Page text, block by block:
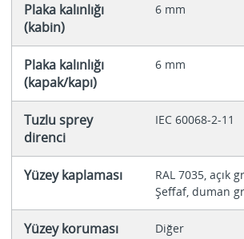
Plaka kalınlığı
(kabin)
6 mm
Plaka kalınlığı
(kapak/kapı)
6 mm
Tuzlu sprey
direnci
IEC 60068-2-11
Yüzey kaplaması
RAL 7035, açık
Şeffaf, duman
Yüzey koruması Diğer